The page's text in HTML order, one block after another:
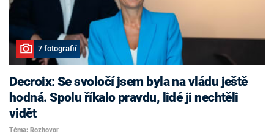
7 fotografií
Decroix: Se svoločí jsem byla na vládu ještě
hodná. Spolu říkalo pravdu, lidé ji nechtěli
vidět
Téma: Rozhovor